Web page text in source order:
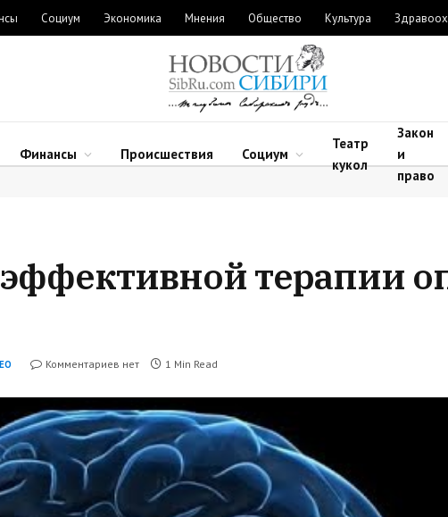
Социум Экономика Мнения Общество Культура
Финансы Происшествия Социум
Театр
кукол
Закон
и
право
терапии
Комментариев нет 1 Min Read